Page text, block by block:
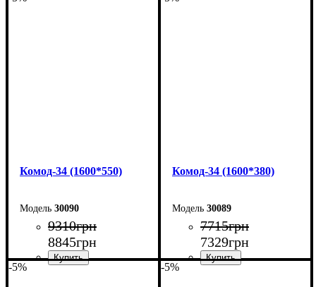
Комод-34 (1600*550)
30090
9310грн
8845грн
Комод-34 (1600*380)
30089
7715грн
7329грн
-5% -5%